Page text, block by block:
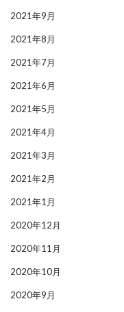
2021年9月
2021年8月
2021年7月
2021年6月
2021年5月
2021年4月
2021年3月
2021年2月
2021年1月
2020年12月
2020年11月
2020年10月
2020年9月